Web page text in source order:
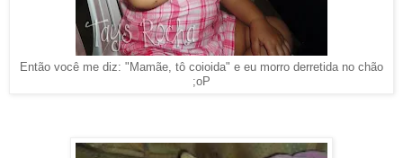
Então você me diz: "Mamãe, tô coioida" e eu morro derretida no chão
;oP